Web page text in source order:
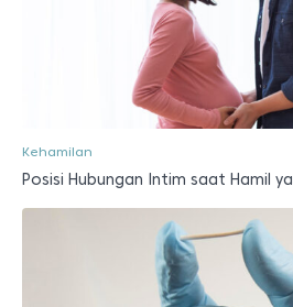
Kehamilan
Posisi Hubungan Intim saat Hamil